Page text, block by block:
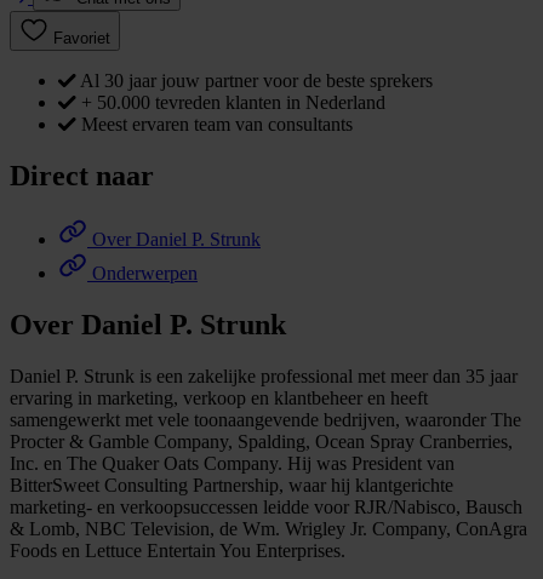
Favoriet
Al 30 jaar jouw partner voor de beste sprekers
+ 50.000 tevreden klanten in Nederland
Meest ervaren team van consultants
Direct naar
Over Daniel P. Strunk
Onderwerpen
Over Daniel P. Strunk
Daniel P. Strunk is een zakelijke professional met meer dan 35 jaar
ervaring in marketing, verkoop en klantbeheer en heeft
samengewerkt met vele toonaangevende bedrijven, waaronder The
Procter & Gamble Company, Spalding, Ocean Spray Cranberries,
Inc. en The Quaker Oats Company. Hij was President van
BitterSweet Consulting Partnership, waar hij klantgerichte
marketing- en verkoopsuccessen leidde voor RJR/Nabisco, Bausch
& Lomb, NBC Television, de Wm. Wrigley Jr. Company, ConAgra
Foods en Lettuce Entertain You Enterprises.